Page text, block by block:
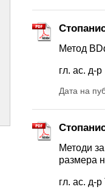
Метод
гл. ас. д-
Дата на
Методи
размера
гл. ас. д-